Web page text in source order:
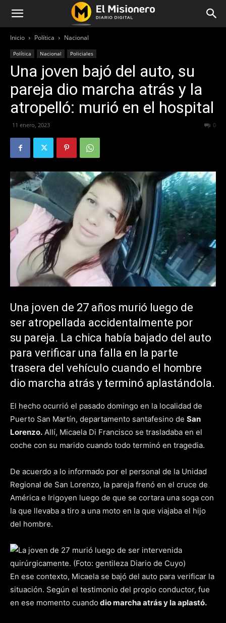
Inicio Política Nacional
Política Nacional Policiales
Una joven bajó del auto, su
pareja dio marcha atrás y la
atropelló: murió en el hospital
11 enero, 2023 0
Una joven de 27 años murió luego de
ser atropellada accidentalmente por
su pareja. La chica había bajado del auto
para verificar una falla en la parte
trasera del vehículo cuando el hombre
dio marcha atrás y terminó aplastándola.
El hecho ocurrió el pasado domingo en la localidad de
Puerto San Martín, departamento santafesino de San
Lorenzo. Allí, Micaela Di Francisco se trasladaba en el
coche con su marido cuando todo terminó en tragedia.
De acuerdo a lo informado por el personal de la Unidad
Regional de San Lorenzo, la pareja frenó en el cruce de
América e Irigoyen luego de que se cortara una soga con
la que llevaba a tiro a una moto en la que viajaba el hijo
del hombre.
En ese contexto, Micaela se bajó del auto para verificar la
situación. Según el testimonio del propio conductor, fue
en ese momento cuando dio marcha atrás y la aplastó.